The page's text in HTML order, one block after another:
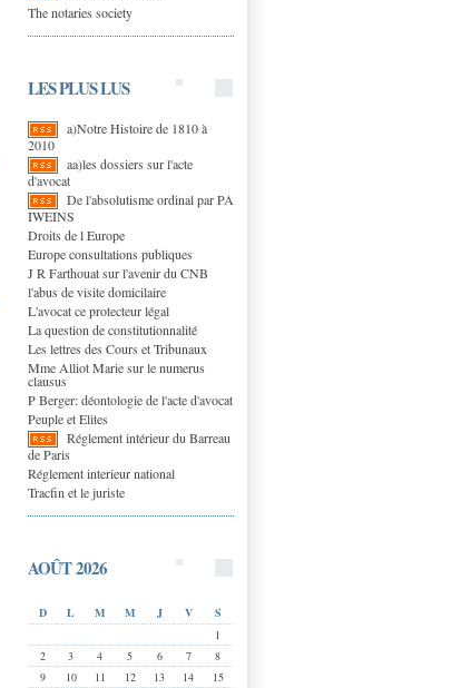
The notaries society
LES PLUS LUS
a)Notre Histoire de 1810 à
2010
aa)les dossiers sur l'acte
d'avocat
De l'absolutisme ordinal par PA
IWEINS
Droits de l Europe
Europe consultations publiques
J R Farthouat sur l'avenir du CNB
l'abus de visite domicilaire
L'avocat ce protecteur légal
La question de constitutionnalité
Les lettres des Cours et Tribunaux
Mme Alliot Marie sur le numerus
clausus
P Berger: déontologie de l'acte d'avocat
Peuple et Elites
Réglement intérieur du Barreau
de Paris
Réglement interieur national
Tracfin et le juriste
AOÛT 2026
D L M M J V
S
1
2
3 4 5 6 7
8
9
10 11 12 13 14
15